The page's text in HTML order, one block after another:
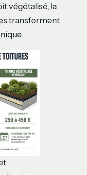
végétalisé, la
transforment